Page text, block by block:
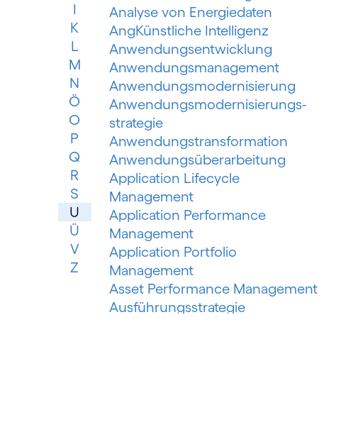
I
K
L
M
N
Ö
O
P
Q
R
S
U
Ü
V
Z
Analyse von Energiedaten
AngKünstliche Intelligenz
Anwendungsentwicklung
Anwendungsmanagement
Anwendungsmodernisierung
Anwendungsmodernisierungs­
strategie
Anwendungs­trans­for­mation
Anwendungsüberarbeitung
Application Lifecycle
Management
Application Performance
Management
Application Portfolio
Management
Asset Performance Management
Ausführungsstrategie